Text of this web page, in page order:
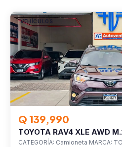
VEHÍCULOS
Q 139,990
TOYOTA RAV4 XLE AWD
CATEGORÍA: Camioneta MARCA: